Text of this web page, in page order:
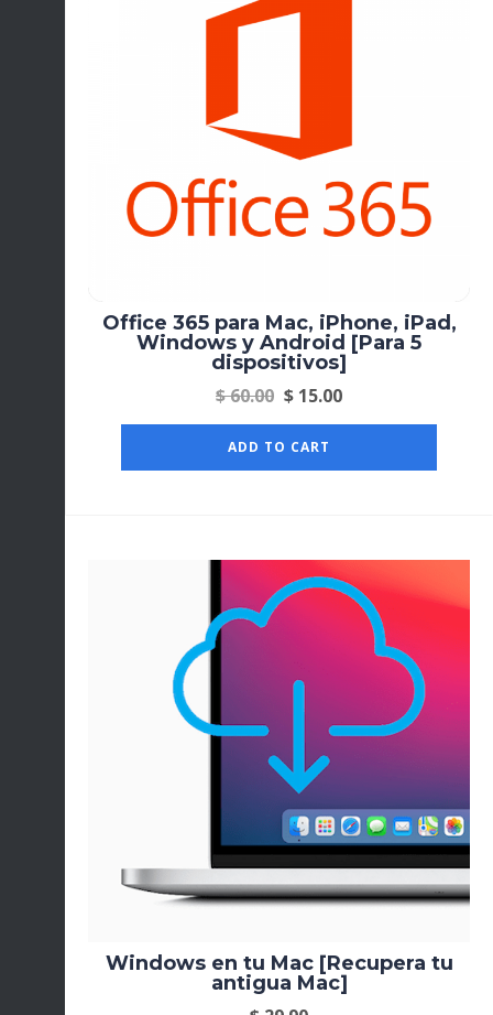
Office 365 para Mac, iPhone, iPad,
Windows y Android [Para 5
dispositivos]
$60.00 $ 15.00
ADD TO CART
Windows en tu Mac [Recupera tu
antigua Mac]